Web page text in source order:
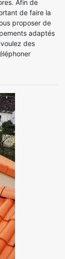
Afin de
de faire la
proposer de
adaptés
des